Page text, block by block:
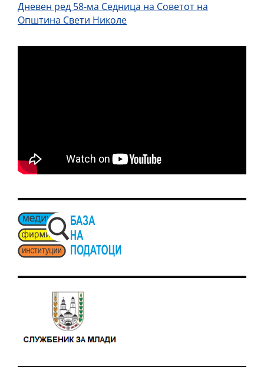
Дневен ред 58-ма Седница на Советот на
Општина Свети Николе